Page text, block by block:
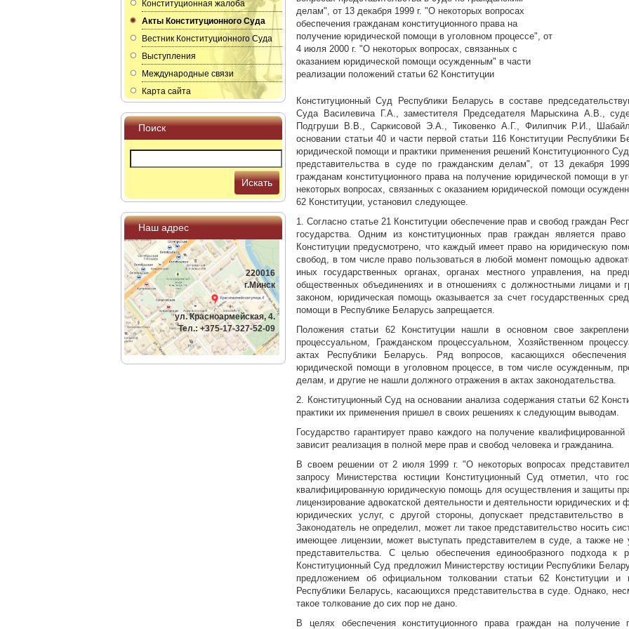
Конституционная жалоба
Акты Конституционного Суда
Вестник Конституционного Суда
Выступления
Международные связи
Карта сайта
Поиск
Искать
Наш адрес
220016
г.Минск
ул. Красноармейская, 4.
Тел.: +375-17-327-52-09
делам", от 13 декабря 1999 г. "О некоторых вопросах
обеспечения гражданам конституционного права на
получение юридической помощи в уголовном процессе", от
4 июля 2000 г. "О некоторых вопросах, связанных с
оказанием юридической помощи осужденным" в части
реализации положений статьи 62 Конституции
Конституционный Суд Республики Беларусь в составе
Суда Василевича Г.А., заместителя Председателя Марыскина А.В.,
Подгруши В.В., Саркисовой Э.А., Тиковенко А.Г., Филипчик Р.И.,
основании статьи 40 и части первой статьи 116 Конституции Республики
юридической помощи и практики применения решений Конституционного
представительства в суде по гражданским делам", от 13 декабря
гражданам конституционного права на получение юридической помощи в
некоторых вопросах, связанных с оказанием юридической помощи
62 Конституции, установил следующее.
1. Согласно статье 21 Конституции обеспечение прав и свобод граждан
государства. Одним из конституционных прав граждан является
Конституции предусмотрено, что каждый имеет право на юридическую
свобод, в том числе право пользоваться в любой момент помощью
иных государственных органах, органах местного управления, на
общественных объединениях и в отношениях с должностными лицами и
законом, юридическая помощь оказывается за счет государственных
помощи в Республике Беларусь запрещается.
Положения статьи 62 Конституции нашли в основном свое
процессуальном, Гражданском процессуальном, Хозяйственном
актах Республики Беларусь. Ряд вопросов, касающихся
юридической помощи в уголовном процессе, в том числе осужденным,
делам, и другие не нашли должного отражения в актах законодательства.
2. Конституционный Суд на основании анализа содержания статьи 62
практики их применения пришел в своих решениях к следующим выводам.
Государство гарантирует право каждого на получение
зависит реализация в полной мере прав и свобод человека и гражданина.
В своем решении от 2 июля 1999 г. "О некоторых вопросах
запросу Министерства юстиции Конституционный Суд отметил, что
квалифицированную юридическую помощь для осуществления и защиты
лицензирование адвокатской деятельности и деятельности юридических
юридических услуг, с другой стороны, допускает
Законодатель не определил, может ли такое представительство носить
имеющее лицензии, может выступать представителем в суде, а также не
представительства. С целью обеспечения единообразного подхода к
Конституционный Суд предложил Министерству юстиции Республики
предложением об официальном толковании статьи 62 Конституции и
Республики Беларусь, касающихся представительства в суде. Однако,
такое толкование до сих пор не дано.
В целях обеспечения конституционного права граждан на